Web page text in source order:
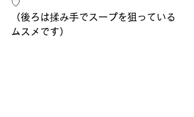
♡
（後ろは揉み手でスープを狙っている
ムスメです）